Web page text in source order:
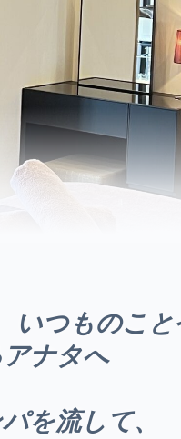
いつものこ
ナタへ
を流して、